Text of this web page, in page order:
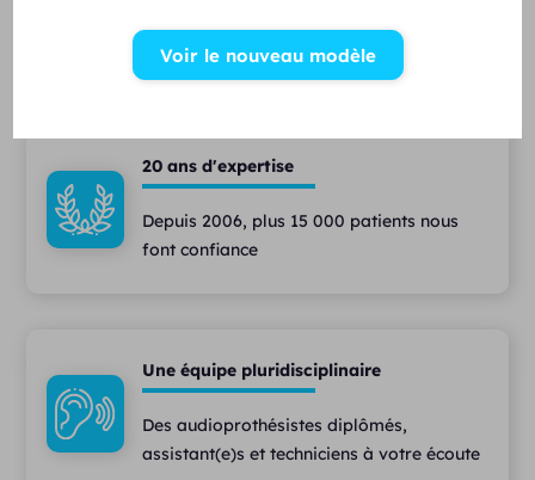
Unisson
20 ans d'expertise
Depuis 2006, plus 15 000 patients nous
font confiance
Une équipe pluridisciplinaire
Des audioprothésistes diplômés,
assistant(e)s et techniciens à votre écoute
Voir le nouveau modèle